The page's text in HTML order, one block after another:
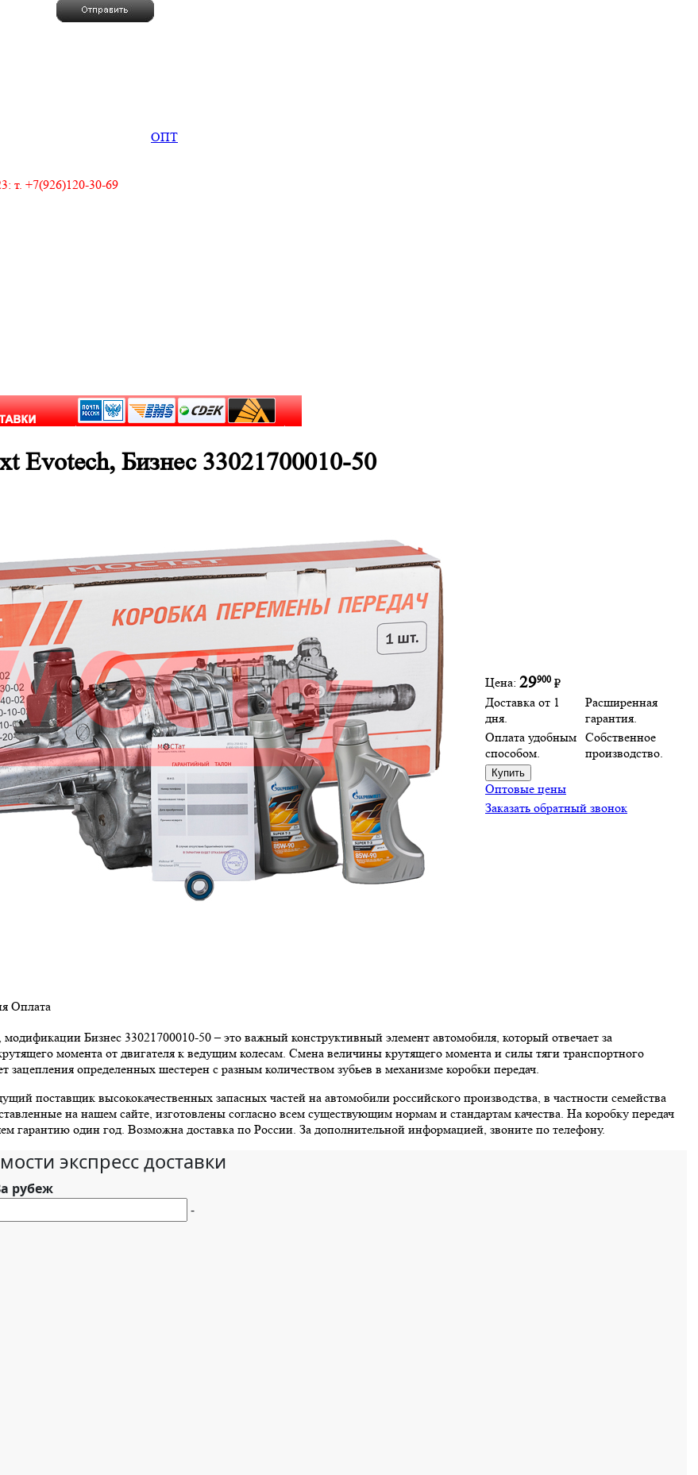
ОПТ
т. +7(926)120-30-69
Evotech, Бизнес 33021700010-50
Цена: 29900 ₽
Доставка от 1
дня.
Расширенная
гарантия.
Оплата удобным
способом.
Собственное
производство.
Оптовые цены
Заказать обратный звонок
Оплата
Бизнес 33021700010-50 – это важный конструктивный элемент автомобиля, который отвечает за
момента от двигателя к ведущим колесам. Смена величины крутящего момента и силы тяги транспортного
зацепления определенных шестерен с разным количеством зубьев в механизме коробки передач.
поставщик высококачественных запасных частей на автомобили российского производства, в частности семейства
на нашем сайте, изготовлены согласно всем существующим нормам и стандартам качества. На коробку передач
гарантию один год. Возможна доставка по России. За дополнительной информацией, звоните по телефону.